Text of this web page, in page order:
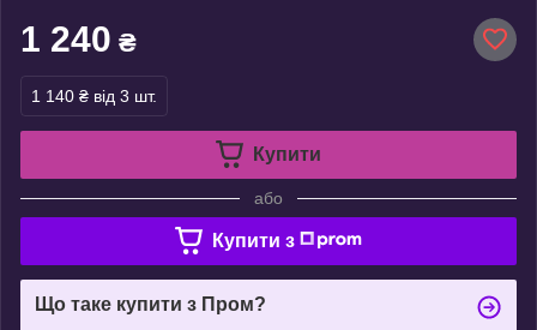
1 240 ₴
1 140 ₴ від 3 шт.
Купити
або
Купити з
Що таке купити з Пром?